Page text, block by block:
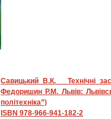
Савицький В.К.
Технічні
Федоришин Р.М. Львів:
політехніка”)
ISBN 978-966-941-182-2